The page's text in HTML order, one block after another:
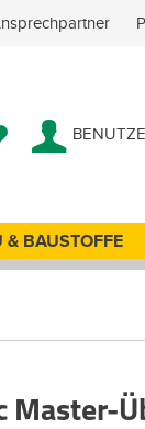
& BAUSTOFFE
Master-